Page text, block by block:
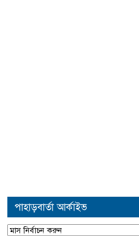
পাহাড়বার্তা আর্কাইভ
পাহাড়বার্তা